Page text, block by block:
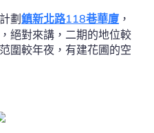
劃 鎮新北路118巷華廈 ，
絕對來講，二期的地位較
圍較年夜，有建花圃的空